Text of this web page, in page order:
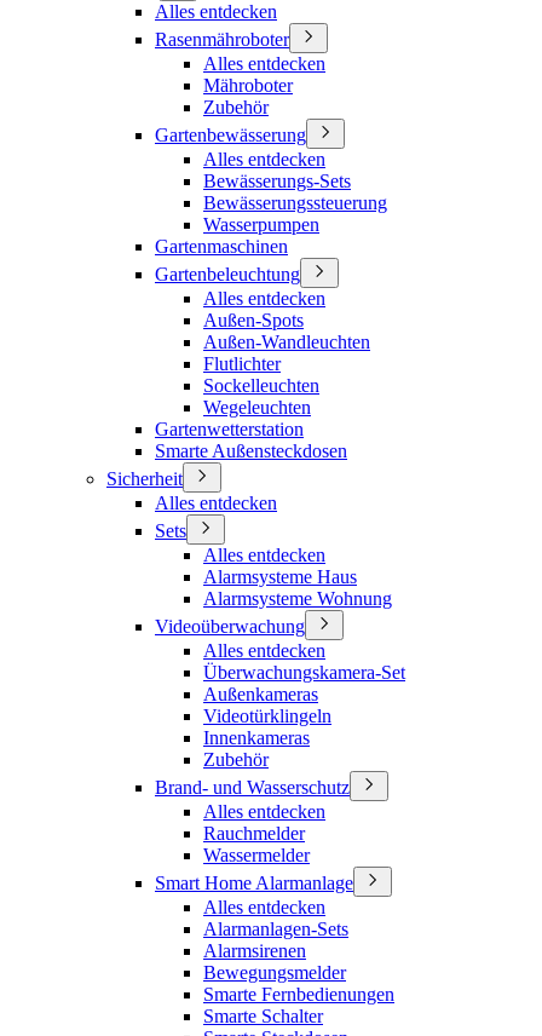
Alles entdecken
Rasenmähroboter
Alles entdecken
Mähroboter
Zubehör
Gartenbewässerung
Alles entdecken
Bewässerungs-Sets
Bewässerungssteuerung
Wasserpumpen
Gartenmaschinen
Gartenbeleuchtung
Alles entdecken
Außen-Spots
Außen-Wandleuchten
Flutlichter
Sockelleuchten
Wegeleuchten
Gartenwetterstation
Smarte Außensteckdosen
Sicherheit
Alles entdecken
Sets
Alles entdecken
Alarmsysteme Haus
Alarmsysteme Wohnung
Videoüberwachung
Alles entdecken
Überwachungskamera-Set
Außenkameras
Videotürklingeln
Innenkameras
Zubehör
Brand- und Wasserschutz
Alles entdecken
Rauchmelder
Wassermelder
Smart Home Alarmanlage
Alles entdecken
Alarmanlagen-Sets
Alarmsirenen
Bewegungsmelder
Smarte Fernbedienungen
Smarte Schalter